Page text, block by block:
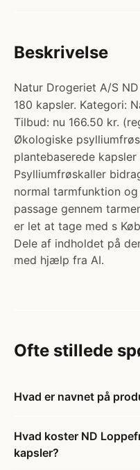
Beskrivelse
Natur Drogeriet A/S
180 kapsler. Kategori:
Tilbud: nu 166.50 kr.
Økologiske
plantebaserede
Psylliumfrøskaller
normal tarmfunktion
passage gennem
er let at tage med s
Dele af indholdet på
med hjælp fra AI.
Ofte stillede
Hvad er navnet på
Hvad koster ND
kapsler?